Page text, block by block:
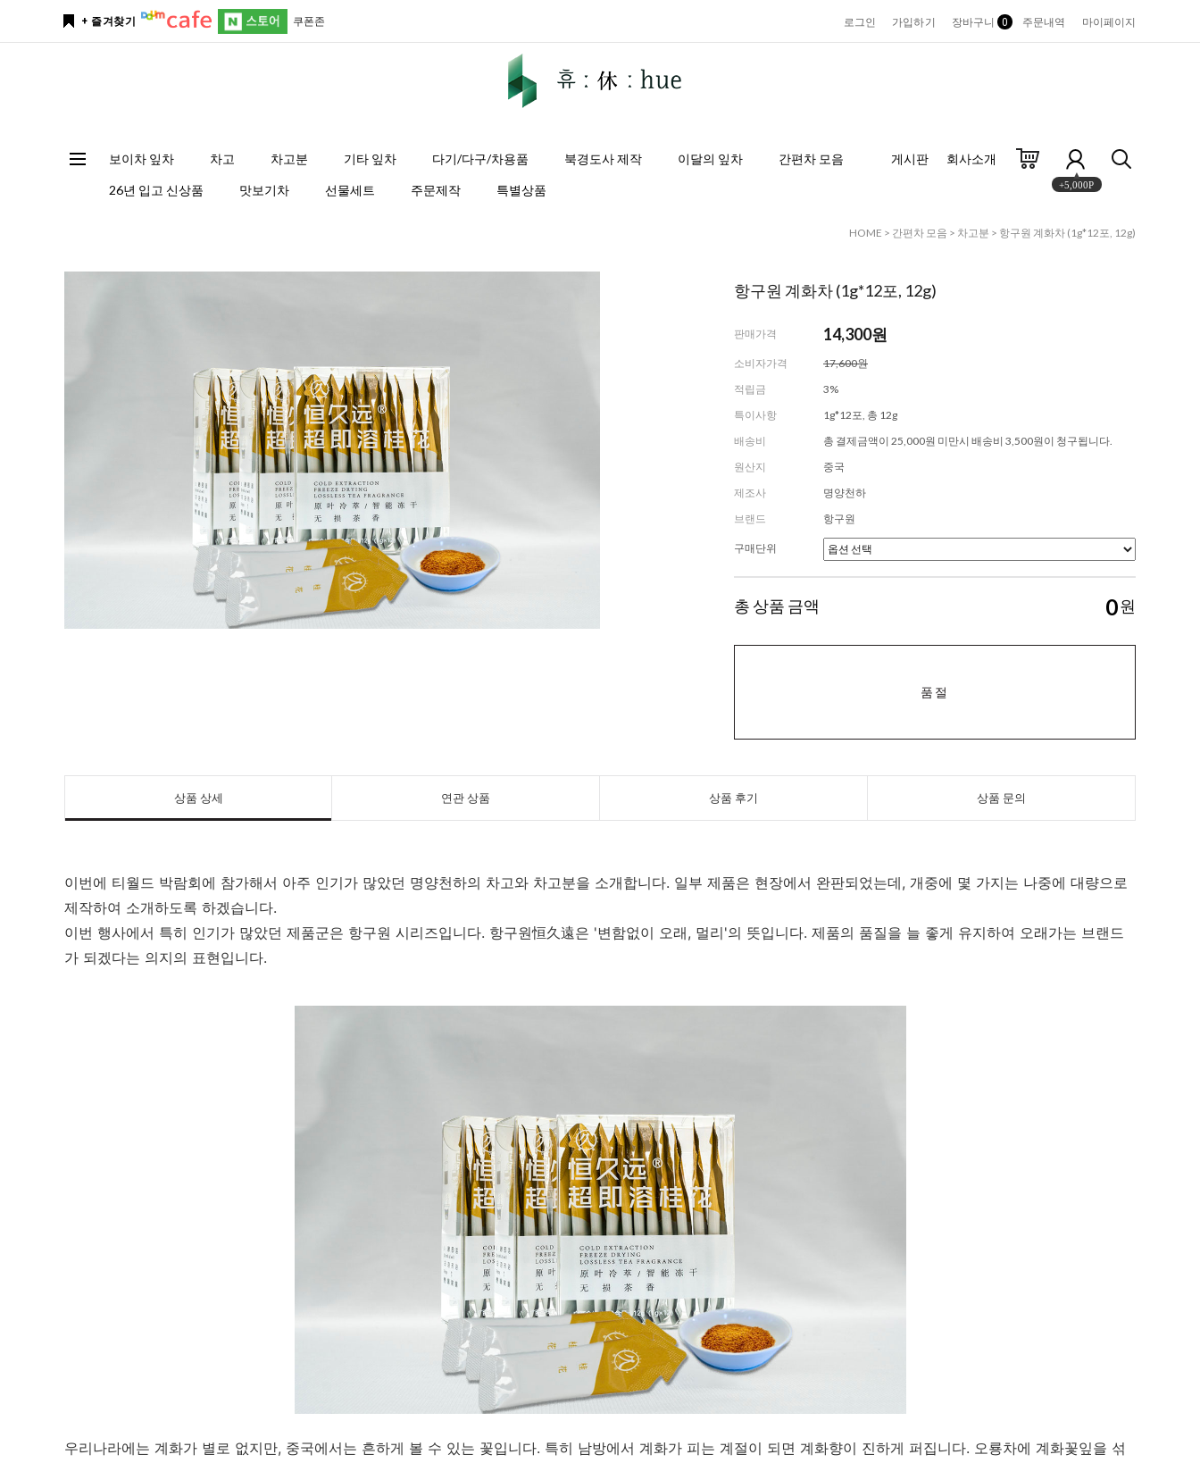
+ 즐겨찾기 쿠폰존 로그인 가입하기 장바구니 0 주문내역 마이페이지
보이차 잎차 차고 차고분 기타 잎차 다기/다구/차용품 북경도사 제작 이달의 잎차 간편차 모음
26년 입고 신상품 맛보기차 선물세트 주문제작 특별상품
게시판 회사소개
+5,000P
HOME > 간편차 모음 > 차고분 > 항구원 계화차 (1g*12포, 12g)
항구원 계화차 (1g*12포, 12g)
판매가격 14,300원
소비자가격
17,600원
적립금
3%
특이사항
1g*12포, 총 12g
배송비
총 결제금액이 25,000원 미만시 배송비 3,500원이 청구됩니다.
원산지
중국
제조사
명양천하
브랜드
항구원
구매단위
총 상품 금액 0원
품절
상품 상세 연관 상품 상품 후기 상품 문의
이번에 티월드 박람회에 참가해서 아주 인기가 많았던 명양천하의 차고와 차고분을 소개합니다. 일부 제품은 현장에서 완판되었는데, 개중에 몇 가지는 나중에 대량으로
제작하여 소개하도록 하겠습니다.
이번 행사에서 특히 인기가 많았던 제품군은 항구원 시리즈입니다. 항구원恒久遠은 '변함없이 오래, 멀리'의 뜻입니다. 제품의 품질을 늘 좋게 유지하여 오래가는 브랜드
가 되겠다는 의지의 표현입니다.
우리나라에는 계화가 별로 없지만, 중국에서는 흔하게 볼 수 있는 꽃입니다. 특히 남방에서 계화가 피는 계절이 되면 계화향이 진하게 퍼집니다. 오룡차에 계화꽃잎을 섞